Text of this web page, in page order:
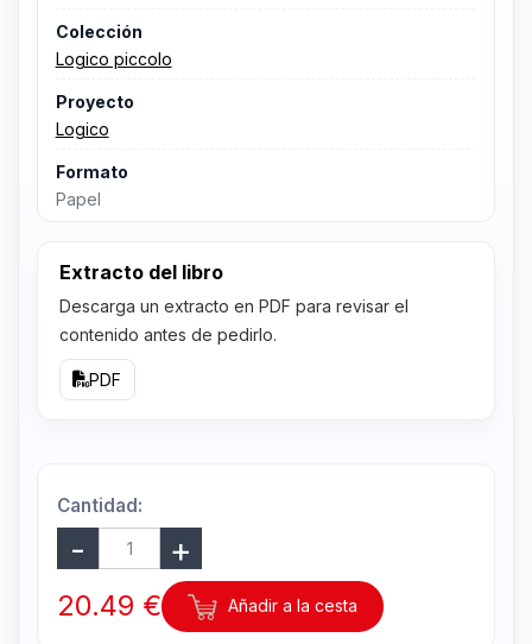
Colección
Logico piccolo
Proyecto
Logico
Formato
Papel
Extracto del libro
Descarga un extracto en PDF para revisar el
contenido antes de pedirlo.
PDF
Cantidad:
20.49 € Añadir a la cesta